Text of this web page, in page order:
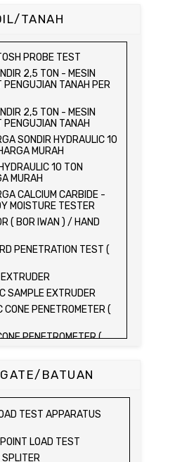
TANAH
PROBE TEST
2,5 TON - MESIN
PENGUJIAN TANAH PER
2,5 TON - MESIN
PENGUJIAN TANAH
SONDIR HYDRAULIC 10
MURAH
10 TON
MURAH
CALCIUM CARBIDE -
MOISTURE TESTER
( BOR IWAN ) / HAND
PENETRATION TEST (
SAMPLE EXTRUDER
PENETROMETER (
PENETROMETER (
)
TEST SET
PENETROMETER
TEST SET
BATUAN
TEST APPARATUS
LOAD TEST